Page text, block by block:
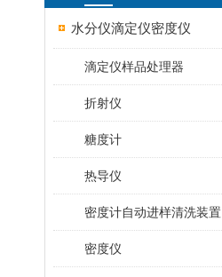
水分仪滴定仪密度仪
滴定仪样品处理器
折射仪
糖度计
热导仪
密度计自动进样清洗装置
密度仪